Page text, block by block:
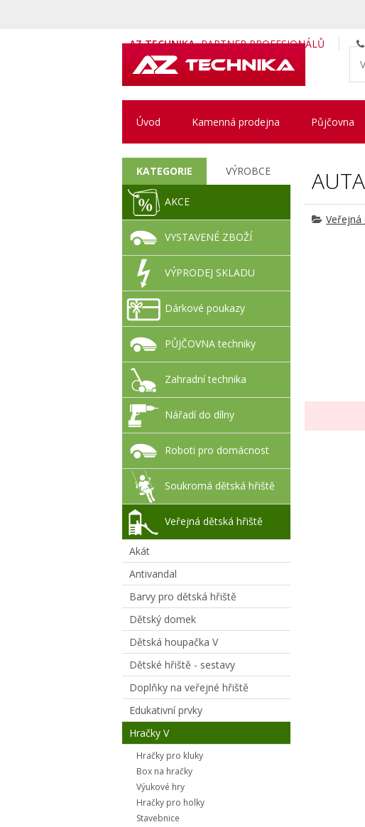
AZ TECHNIKA PARTNER PROFESIONÁLŮ
Úvod Kamenná prodejna Půjčovna
AUTA
Veřejná
KATEGORIE VÝROBCE
AKCE
VYSTAVENÉ ZBOŽÍ
VÝPRODEJ SKLADU
Dárkové poukazy
PŮJČOVNA techniky
Zahradní technika
Nářadí do dílny
Roboti pro domácnost
Soukromá dětská hřiště
Veřejná dětská hřiště
Akát
Antivandal
Barvy pro dětská hřiště
Dětský domek
Dětská houpačka V
Dětské hřiště - sestavy
Doplňky na veřejné hřiště
Edukativní prvky
Hračky V
Hračky pro kluky
Box na hračky
Výukové hry
Hračky pro holky
Stavebnice